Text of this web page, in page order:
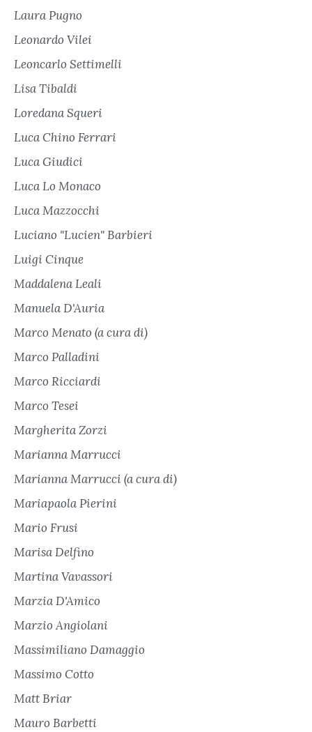
Laura Pugno
Leonardo Vilei
Leoncarlo Settimelli
Lisa Tibaldi
Loredana Squeri
Luca Chino Ferrari
Luca Giudici
Luca Lo Monaco
Luca Mazzocchi
Luciano "Lucien" Barbieri
Luigi Cinque
Maddalena Leali
Manuela D'Auria
Marco Menato (a cura di)
Marco Palladini
Marco Ricciardi
Marco Tesei
Margherita Zorzi
Marianna Marrucci
Marianna Marrucci (a cura di)
Mariapaola Pierini
Mario Frusi
Marisa Delfino
Martina Vavassori
Marzia D'Amico
Marzio Angiolani
Massimiliano Damaggio
Massimo Cotto
Matt Briar
Mauro Barbetti